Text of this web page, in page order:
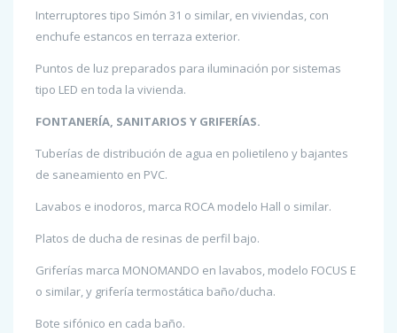
Interruptores tipo Simón 31 o similar, en viviendas, con
enchufe estancos en terraza exterior.
Puntos de luz preparados para iluminación por sistemas
tipo LED en toda la vivienda.
FONTANERÍA, SANITARIOS Y GRIFERÍAS.
Tuberías de distribución de agua en polietileno y bajantes
de saneamiento en PVC.
Lavabos e inodoros, marca ROCA modelo Hall o similar.
Platos de ducha de resinas de perfil bajo.
Griferías marca MONOMANDO en lavabos, modelo FOCUS E
o similar, y grifería termostática baño/ducha.
Bote sifónico en cada baño.